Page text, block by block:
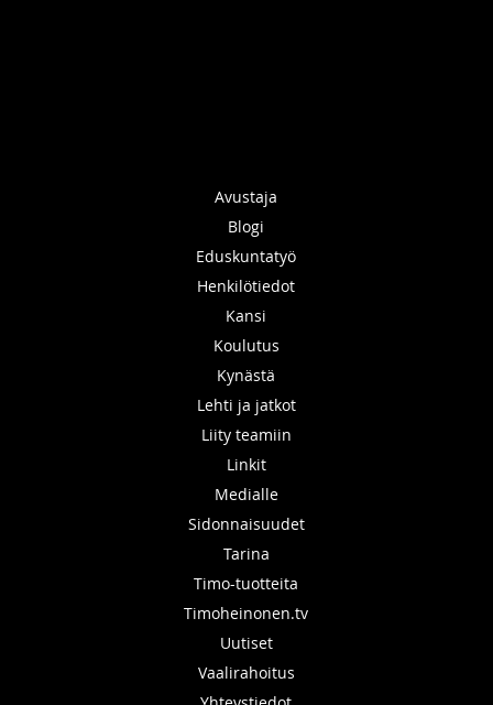
Avustaja
Blogi
Eduskuntatyö
Henkilötiedot
Kansi
Koulutus
Kynästä
Lehti ja jatkot
Liity teamiin
Linkit
Medialle
Sidonnaisuudet
Tarina
Timo-tuotteita
Timoheinonen.tv
Uutiset
Vaalirahoitus